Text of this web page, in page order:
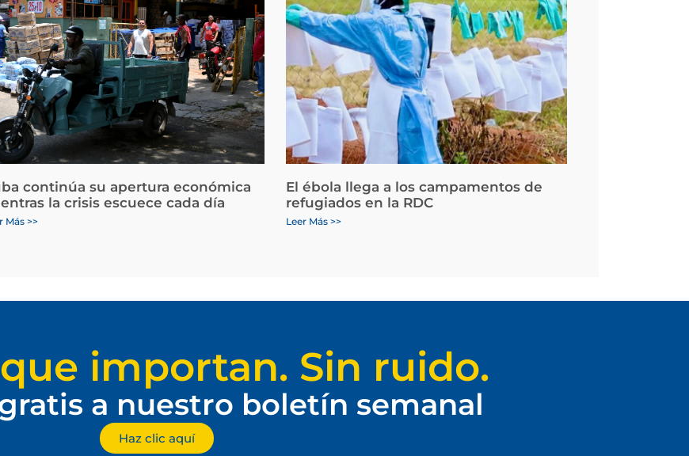
continúa su apertura económica
la crisis escuece cada día
Más >>
El ébola llega a los campamentos de
refugiados en la RDC
Leer Más >>
importan. Sin ruido.
a nuestro boletín semanal
Haz clic aquí